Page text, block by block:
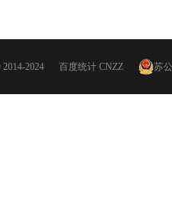
2024 百度统计 CNZZ 苏